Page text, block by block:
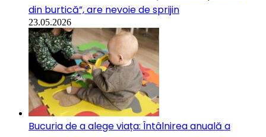
din burtică”, are nevoie de sprijin
23.05.2026
Bucuria de a alege viața: Întâlnirea anuală a